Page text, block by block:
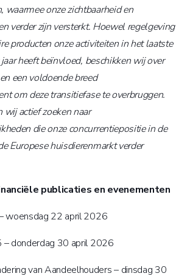
waarmee onze zichtbaarheid en
verder zijn versterkt. Hoewel regelgeving
producten onze activiteiten in het laatste
heeft beïnvloed, beschikken wij over
een voldoende breed
om deze transitiefase te overbruggen.
wij actief zoeken naar
die onze concurrentiepositie in de
Europese huisdierenmarkt verder
publicaties en evenementen
woensdag 22 april 2026
– donderdag 30 april 2026
van Aandeelhouders – dinsdag 30